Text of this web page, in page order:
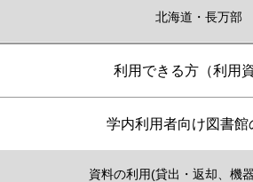
北海道・長万部
利用できる方（利用資
学内利用者向け図書館
資料の利用(貸出・返却、機